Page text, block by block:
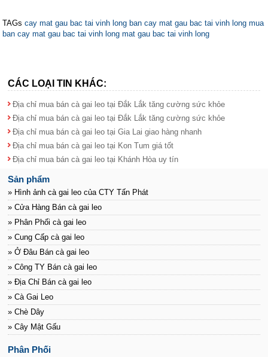
TAGs cay mat gau bac tai vinh long ban cay mat gau bac tai vinh long mua
ban cay mat gau bac tai vinh long mat gau bac tai vinh long
CÁC LOẠI TIN KHÁC:
Địa chỉ mua bán cà gai leo tại Đắk Lắk tăng cường sức khỏe
Địa chỉ mua bán cà gai leo tại Đắk Lắk tăng cường sức khỏe
Địa chỉ mua bán cà gai leo tại Gia Lai giao hàng nhanh
Địa chỉ mua bán cà gai leo tại Kon Tum giá tốt
Địa chỉ mua bán cà gai leo tại Khánh Hòa uy tín
Sản phẩm
» Hình ảnh cà gai leo của CTY Tấn Phát
» Cửa Hàng Bán cà gai leo
» Phân Phối cà gai leo
» Cung Cấp cà gai leo
» Ở Đâu Bán cà gai leo
» Công TY Bán cà gai leo
» Địa Chỉ Bán cà gai leo
» Cà Gai Leo
» Chè Dây
» Cây Mật Gấu
Phân Phối